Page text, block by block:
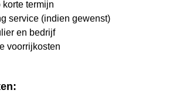
termijn
service (indien gewenst)
en bedrijf
voorrijkosten